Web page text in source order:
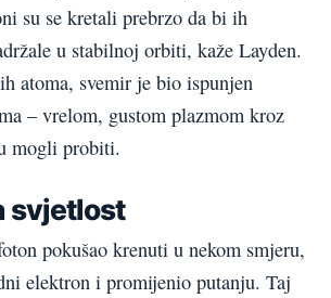
su se kretali prebrzo da bi ih
u stabilnoj orbiti, kaže Layden.
atoma, svemir je bio ispunjen
– vrelom, gustom plazmom kroz
mogli probiti.
svjetlost
pokušao krenuti u nekom smjeru,
elektron i promijenio putanju. Taj